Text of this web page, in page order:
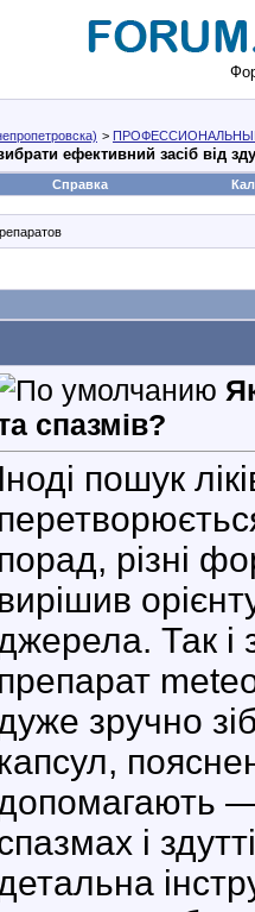
>
ефективний засіб від
Справка
спазмів?
Іноді пошук
порад, різні
вирішив
Так і
препарат
зручно
капсул,
і